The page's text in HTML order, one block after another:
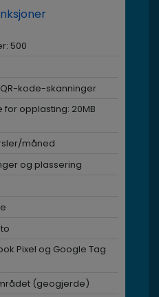
500
kode-skanninger
for opplasting: 20MB
måned
og plassering
Pixel og Google Tag
(geogjerde)